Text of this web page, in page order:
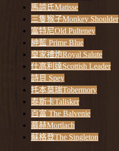
馬諦氏Matisse
三隻猴子Monkey Shoulder
富特尼Old Pulteney
紳藍 Prime Blue
皇家禮炮Royal Salute
仕高利達Scottish Leader
詩貝 Spey
托本莫瑞Tobermory
泰斯卡Talisker
百富 The Balvenie
慕赫Mortlach
蘇格登The Singleton